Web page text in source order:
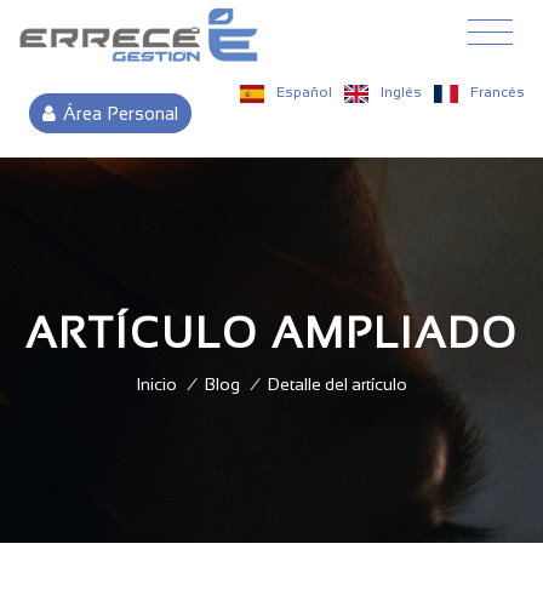
Área Personal
Español Inglés Francés
ARTÍCULO AMPLIADO
Inicio / Blog / Detalle del artículo